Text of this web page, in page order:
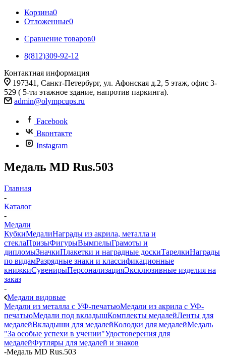
Корзина0
Отложенные0
Сравнение товаров0
8(812)309-92-12
Контактная информация
197341, Санкт-Петербург, ул. Афонская д.2, 5 этаж, офис 3-
529 ( 5-ти этажное здание, напротив паркинга).
admin@olympcups.ru
Facebook
Вконтакте
Instagram
Медаль MD Rus.503
Главная
-
Каталог
-
Медали
КубкиМедалиНаграды из акрила, металла и
стеклаПризыФигурыВымпелыГрамоты и
дипломыЗначкиПлакетки и наградные доскиТарелкиНаграды
по видамРазрядные знаки и классификационные
книжкиСувенирыПерсонализацияЭксклюзивные изделия на
заказ
-
Медали видовые
Медали из металла с УФ-печатьюМедали из акрила с УФ-
печатьюМедали под вкладышКомплекты медалейЛенты для
медалейВкладыши для медалейКолодки для медалейМедаль
"За особые успехи в учении"Удостоверения для
медалейФутляры для медалей и знаков
-Медаль MD Rus.503